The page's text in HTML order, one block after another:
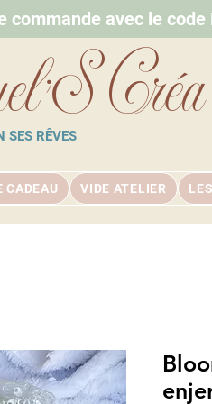
avec le code
Créa
SES RÊVES
CADEAU VIDE ATELIER